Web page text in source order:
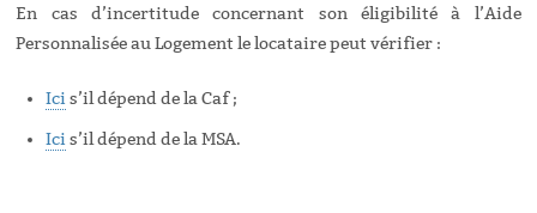
En cas d’incertitude concernant son éligibilité à l’Aide
Personnalisée au Logement le locataire peut vérifier :
Icis’il dépend de la Caf ;
Icis’il dépend de la MSA.